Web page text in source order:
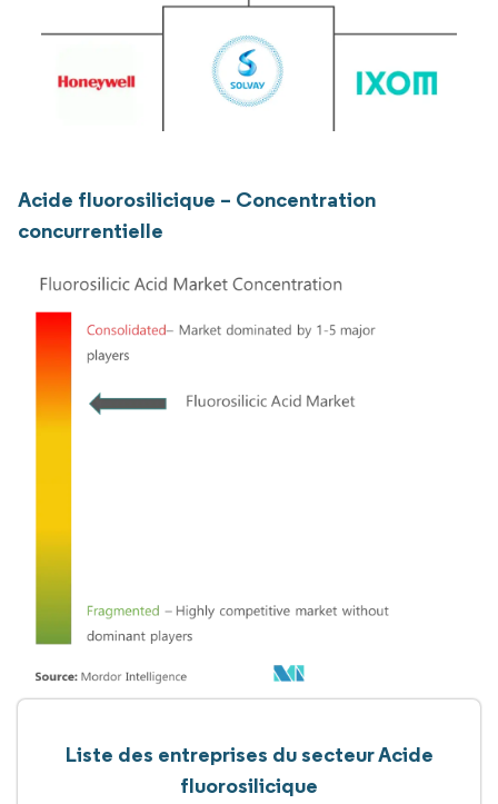
Acide fluorosilicique – Concentration
concurrentielle
Liste des entreprises du secteur Acide
fluorosilicique